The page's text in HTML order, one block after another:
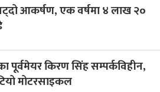
आकर्षण, एक वर्षमा ४ लाख २०
पूर्वमेयर किरण सिंह सम्पर्कविहीन,
मोटरसाइकल